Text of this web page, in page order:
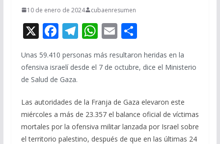
10 de enero de 2024 cubaenresumen
X F
e
b
o
o
k
T
e
a
m
W
h
at
p
p
E
m
ai
C
o
m
p
ar
ti
r
Unas 59.410 personas más resultaron heridas en la
ofensiva israelí desde el 7 de octubre, dice el Ministerio
de Salud de Gaza.
Las autoridades de la Franja de Gaza elevaron este
miércoles a más de 23.357 el balance oficial de víctimas
mortales por la ofensiva militar lanzada por Israel sobre
el territorio palestino, después de que en las últimas 24